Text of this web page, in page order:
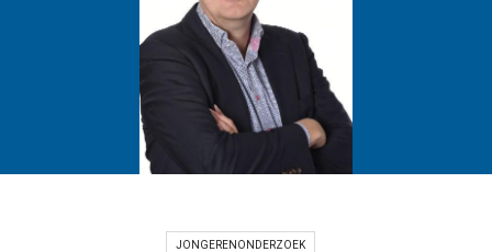
JONGERENONDERZOEK